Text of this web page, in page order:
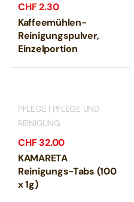
CHF2.30
Kaffeemühlen-
Reinigungspulver,
Einzelportion
PFLEGE | PFLEGE UND
REINIGUNG
CHF32.00
KAMARETA
Reinigungs-Tabs (100
x 1g)